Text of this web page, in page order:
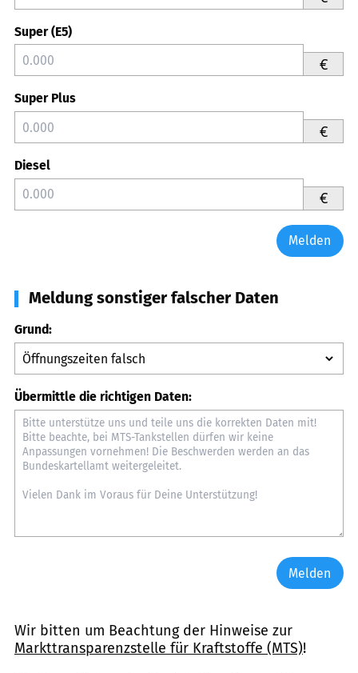
Super (E5)
€
Super Plus
€
Diesel
€
Melden
Meldung sonstiger falscher Daten
Grund:
Übermittle die richtigen Daten:
Melden
Wir bitten um Beachtung der Hinweise zur
Markttransparenzstelle für Kraftstoffe (MTS)!